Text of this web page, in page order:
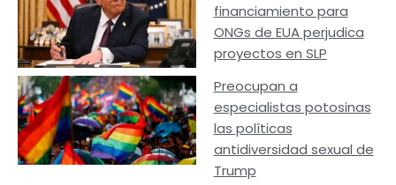
financiamiento para
ONGs de EUA perjudica
proyectos en SLP
Preocupan a
especialistas potosinas
las políticas
antidiversidad sexual de
Trump